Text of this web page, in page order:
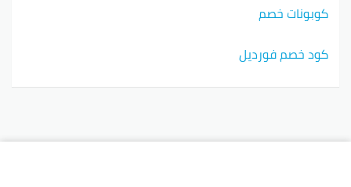
كوبونات خصم
كود خصم فورديل